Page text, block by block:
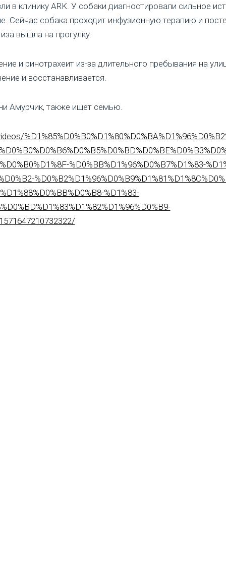
в клинику ARK. У собаки диагностировали сильное
Сейчас собака проходит инфузионную терапию и
вышла на прогулку.
и ринотрахеит из-за длительного пребывания на
и восстанавливается.
Амурчик, также ищет семью.
%D0%BB%D1%96%D0%B7%D1%83-
%D1%83-